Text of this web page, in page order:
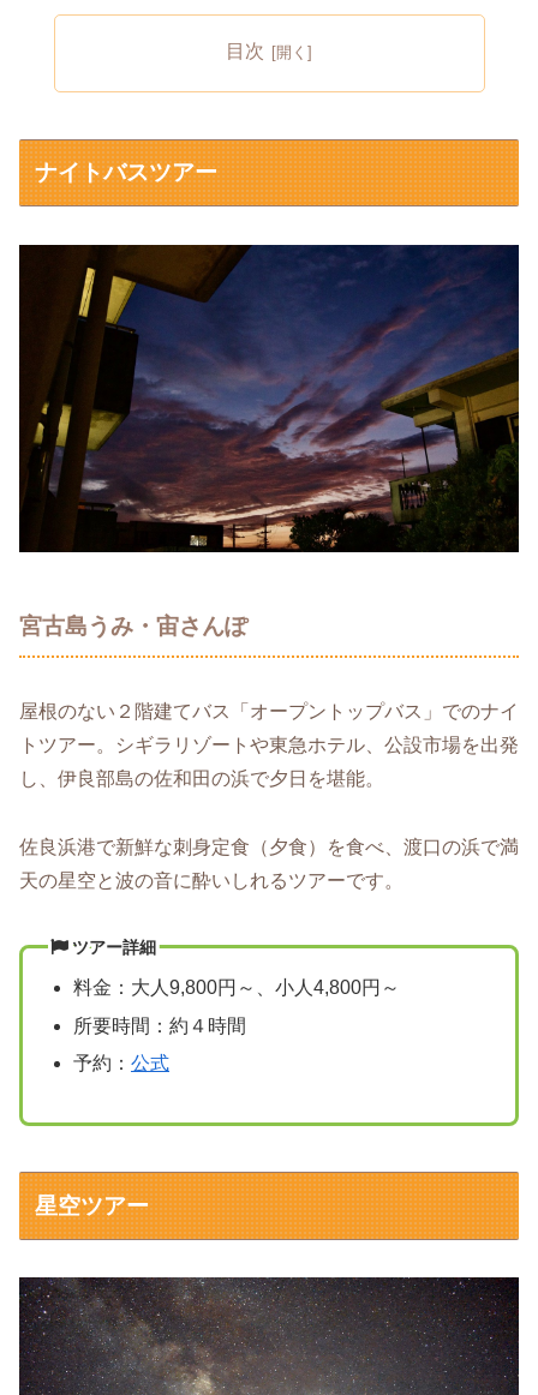
目次
ナイトバスツアー
宮古島うみ・宙さんぽ
屋根のない２階建てバス「オープントップバス」でのナイ
トツアー。シギラリゾートや東急ホテル、公設市場を出発
し、伊良部島の佐和田の浜で夕日を堪能。
佐良浜港で新鮮な刺身定食（夕食）を食べ、渡口の浜で満
天の星空と波の音に酔いしれるツアーです。
ツアー詳細
料金：大人9,800円～、小人4,800円～
所要時間：約４時間
予約： 公式
星空ツアー